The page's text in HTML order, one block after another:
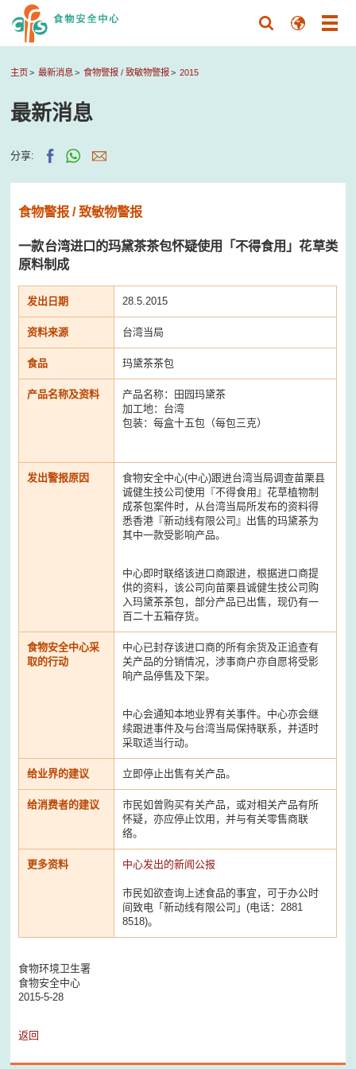
主页 最新消息 食物警报 / 致敏物警报 2015
最新消息
分享:
食物警报 / 致敏物警报
一款台湾进口的玛黛茶茶包怀疑使用「不得食用」花草类
原料制成
发出日期 28.5.2015
资料来源 台湾当局
食品 玛黛茶茶包
产品名称及资料
产品名称：田园玛黛茶
加工地：台湾
包装：每盒十五包（每包三克）
发出警报原因
食物安全中心(中心)跟进台湾当局调查苗栗县
诚健生技公司使用『不得食用』花草植物制
成茶包案件时，从台湾当局所发布的资料得
悉香港『新动线有限公司』出售的玛黛茶为
其中一款受影响产品。
中心即时联络该进口商跟进，根据进口商提
供的资料，该公司向苗栗县诚健生技公司购
入玛黛茶茶包，部分产品已出售，现仍有一
百二十五箱存货。
食物安全中心采
取的行动
中心已封存该进口商的所有余货及正追查有
关产品的分销情况，涉事商户亦自愿将受影
响产品停售及下架。
中心会通知本地业界有关事件。中心亦会继
续跟进事件及与台湾当局保持联系，并适时
采取适当行动。
给业界的建议 立即停止出售有关产品。
给消费者的建议
市民如曾购买有关产品，或对相关产品有所
怀疑，亦应停止饮用，并与有关零售商联
络。
更多资料 中心发出的新闻公报
市民如欲查询上述食品的事宜，可于办公时
间致电「新动线有限公司」(电话：2881
8518)。
食物环境卫生署
食物安全中心
2015-5-28
返回